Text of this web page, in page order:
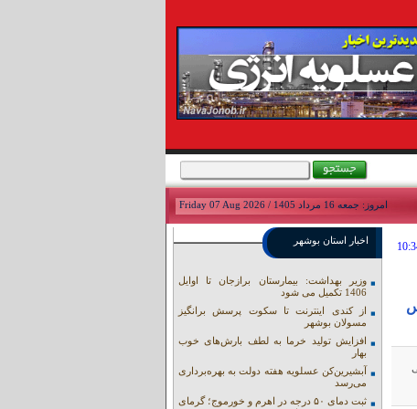
امروز: جمعه 16 مرداد 1405 / Friday 07 Aug 2026
اخبار استان بوشهر
وزیر بهداشت: بیمارستان برازجان تا اوایل
1406 تکمیل می شود
از کندی اینترنت تا سکوت پرسش برانگیز
مسولان بوشهر
افزایش تولید خرما به لطف بارش‌های خوب
بهار
آبشیرین‌کن عسلویه هفته دولت به بهره‌برداری
می‌رسد
ثبت دمای ۵۰ درجه در اهرم و خورموج؛ گرمای